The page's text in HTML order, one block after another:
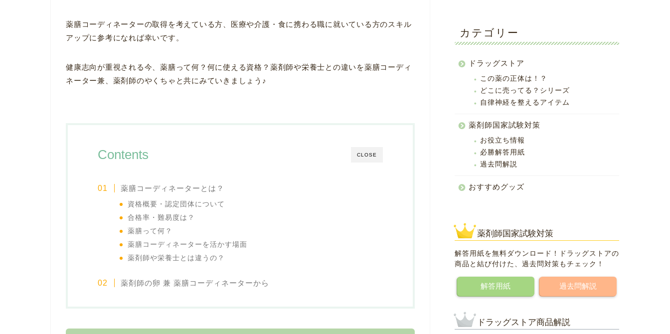
薬膳コーディネーターの取得を考えている方、医療や介護・食に携わる職に就いている方のスキル
アップに参考になれば幸いです。
健康志向が重視される今、薬膳って何？何に使える資格？薬剤師や栄養士との違いを薬膳コーディ
ネーター兼、薬剤師のやくちゃと共にみていきましょう♪
CLOSE
Contents
薬膳コーディネーターとは？
資格概要・認定団体について
合格率・難易度は？
薬膳って何？
薬膳コーディネーターを活かす場面
薬剤師や栄養士とは違うの？
薬剤師の卵 兼 薬膳コーディネーターから
カテゴリー
ドラッグストア
この薬の正体は！？
どこに売ってる？シリーズ
自律神経を整えるアイテム
薬剤師国家試験対策
お役立ち情報
必勝解答用紙
過去問解説
おすすめグッズ
薬剤師国家試験対策
解答用紙を無料ダウンロード！ドラッグストアの
商品と結び付けた、過去問対策もチェック！
解答用紙 過去問解説
ドラッグストア商品解説